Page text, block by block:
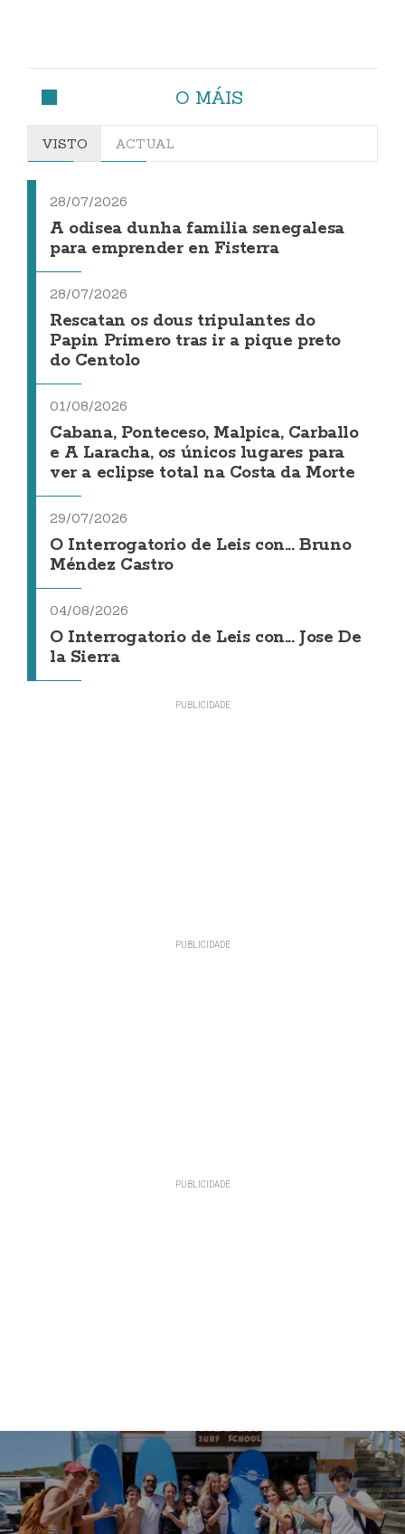
O MÁIS
VISTO ACTUAL
28/07/2026
A odisea dunha familia senegalesa
para emprender en Fisterra
28/07/2026
Rescatan os dous tripulantes do
Papin Primero tras ir a pique preto
do Centolo
01/08/2026
Cabana, Ponteceso, Malpica, Carballo
e A Laracha, os únicos lugares para
ver a eclipse total na Costa da Morte
29/07/2026
O Interrogatorio de Leis con... Bruno
Méndez Castro
04/08/2026
O Interrogatorio de Leis con... Jose De
la Sierra